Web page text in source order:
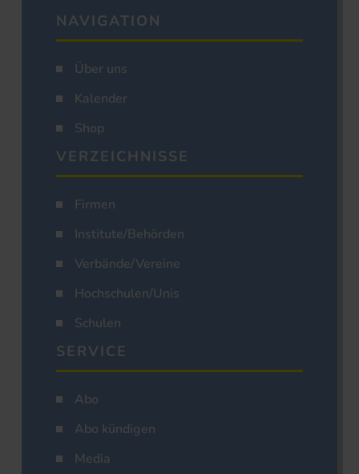
NAVIGATION
Über uns
Kalender
Shop
VERZEICHNISSE
Firmen
Institute/Behörden
Verbände/Vereine
Hochschulen/Unis
Schulen
SERVICE
Abo
Abo kündigen
Media